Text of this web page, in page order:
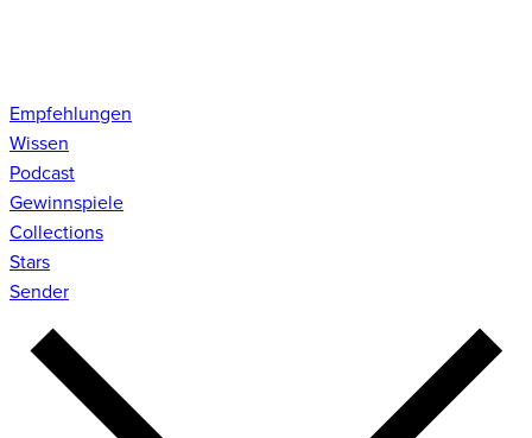
Empfehlungen
Wissen
Podcast
Gewinnspiele
Collections
Stars
Sender